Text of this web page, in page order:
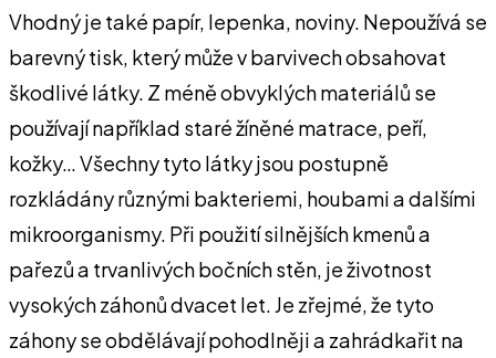
Vhodný je také papír, lepenka, noviny. Nepoužívá se
barevný tisk, který může v barvivech obsahovat
škodlivé látky. Z méně obvyklých materiálů se
používají například staré žíněné matrace, peří,
kožky… Všechny tyto látky jsou postupně
rozkládány různými bakteriemi, houbami a dalšími
mikroorganismy. Při použití silnějších kmenů a
pařezů a trvanlivých bočních stěn, je životnost
vysokých záhonů dvacet let. Je zřejmé, že tyto
záhony se obdělávají pohodlněji a zahrádkařit na